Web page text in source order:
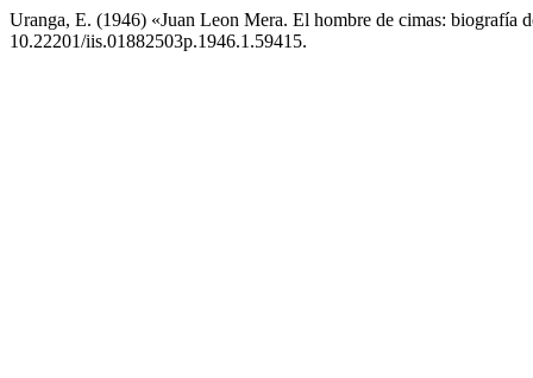
Uranga, E. (1946) «Juan Leon Mera. El hombre de cimas: biografía
10.22201/iis.01882503p.1946.1.59415.